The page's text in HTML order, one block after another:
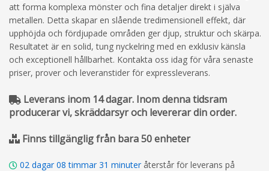
att forma komplexa mönster och fina detaljer direkt i själva
metallen. Detta skapar en slående tredimensionell effekt, där
upphöjda och fördjupade områden ger djup, struktur och skärpa.
Resultatet är en solid, tung nyckelring med en exklusiv känsla
och exceptionell hållbarhet. Kontakta oss idag för våra senaste
priser, prover och leveranstider för expressleverans.
Leverans inom 14 dagar. Inom denna tidsram
producerar vi, skräddarsyr och levererar din order.
Finns tillgänglig från bara 50 enheter
02 dagar 08 timmar 31 minuter återstår för leverans på